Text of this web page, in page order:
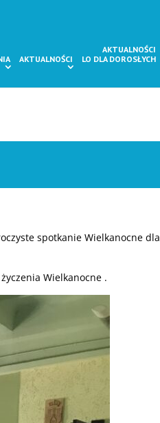
AKTUALNOŚCI
AKTUALNOŚCI
LO DLA DOROSŁYCH
spotkanie Wielkanocne dla
Wielkanocne .